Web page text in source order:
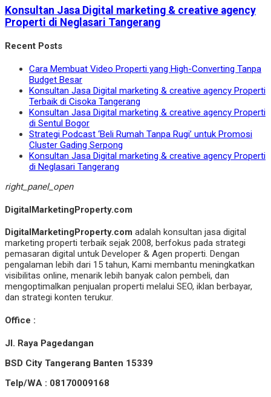
Konsultan Jasa Digital marketing & creative agency
Properti di Neglasari Tangerang
Recent Posts
Cara Membuat Video Properti yang High-Converting Tanpa
Budget Besar
Konsultan Jasa Digital marketing & creative agency Properti
Terbaik di Cisoka Tangerang
Konsultan Jasa Digital marketing & creative agency Properti
di Sentul Bogor
Strategi Podcast ‘Beli Rumah Tanpa Rugi’ untuk Promosi
Cluster Gading Serpong
Konsultan Jasa Digital marketing & creative agency Properti
di Neglasari Tangerang
right_panel_open
DigitalMarketingProperty.com
DigitalMarketingProperty.com adalah konsultan jasa digital
marketing properti terbaik sejak 2008, berfokus pada strategi
pemasaran digital untuk Developer & Agen properti. Dengan
pengalaman lebih dari 15 tahun, Kami membantu meningkatkan
visibilitas online, menarik lebih banyak calon pembeli, dan
mengoptimalkan penjualan properti melalui SEO, iklan berbayar,
dan strategi konten terukur.
Office :
Jl. Raya Pagedangan
BSD City Tangerang Banten 15339
Telp/WA : 08170009168